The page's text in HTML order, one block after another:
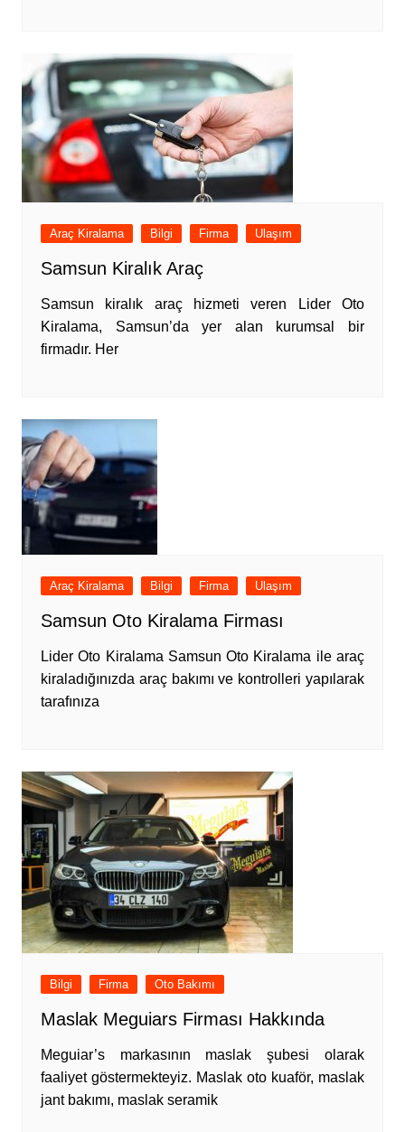
Araç Kiralama Bilgi Firma Ulaşım
Samsun Kiralık Araç
Samsun kiralık araç hizmeti veren Lider Oto
Kiralama, Samsun’da yer alan kurumsal bir
firmadır. Her
Araç Kiralama Bilgi Firma Ulaşım
Samsun Oto Kiralama Firması
Lider Oto Kiralama Samsun Oto Kiralama ile araç
kiraladığınızda araç bakımı ve kontrolleri yapılarak
tarafınıza
Bilgi Firma Oto Bakımı
Maslak Meguiars Firması Hakkında
Meguiar’s markasının maslak şubesi olarak
faaliyet göstermekteyiz. Maslak oto kuaför, maslak
jant bakımı, maslak seramik